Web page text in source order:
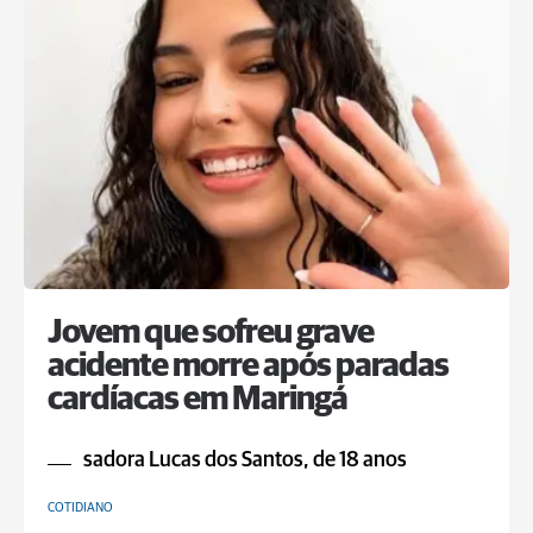
Jovem que sofreu grave
acidente morre após paradas
cardíacas em Maringá
sadora Lucas dos Santos, de 18 anos
COTIDIANO